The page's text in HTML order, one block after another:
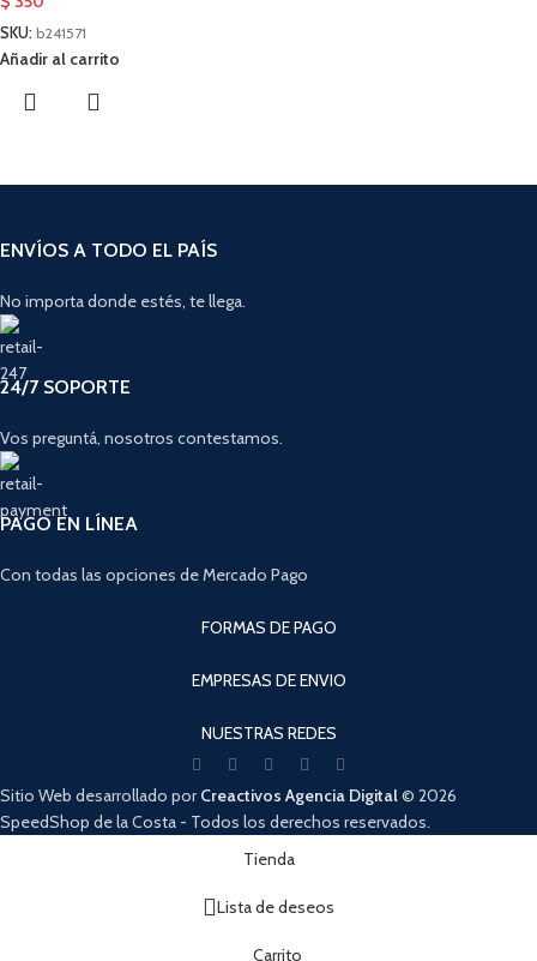
SKU: b241571
Añadir al carrito
ENVÍOS A TODO EL PAÍS
No importa donde estés, te llega.
24/7 SOPORTE
Vos preguntá, nosotros contestamos.
PAGO EN LÍNEA
Con todas las opciones de Mercado Pago
FORMAS DE PAGO
EMPRESAS DE ENVIO
NUESTRAS REDES
Sitio Web desarrollado porCreactivos Agencia Digital© 2026
SpeedShop de la Costa - Todos los derechos reservados.
Cuando hay resultados autocompletados, puedes utilizar las flechas
Tienda
Lista de deseos
Carrito